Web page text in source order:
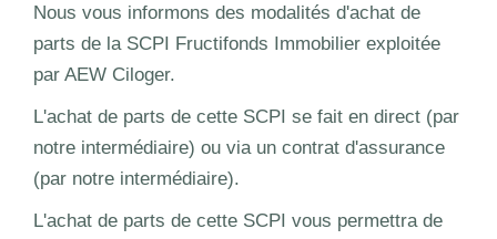
Nous vous informons des modalités d'achat de
parts de la SCPI Fructifonds Immobilier exploitée
par AEW Ciloger.
L'achat de parts de cette SCPI se fait en direct (par
notre intermédiaire) ou via un contrat d'assurance
(par notre intermédiaire).
L'achat de parts de cette SCPI vous permettra de